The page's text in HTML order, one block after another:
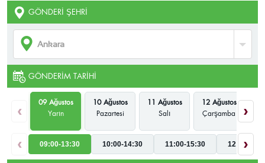
GÖNDERI ŞEHRI
GÖNDERIM TARIHI
‹
09 Ağustos
Yarın
10 Ağustos
Pazartesi
11 Ağustos
Salı
12 Ağustos
Çarşamba
›
‹ 09:00-13:30 10:00-14:30 11:00-15:30 12:00-
›